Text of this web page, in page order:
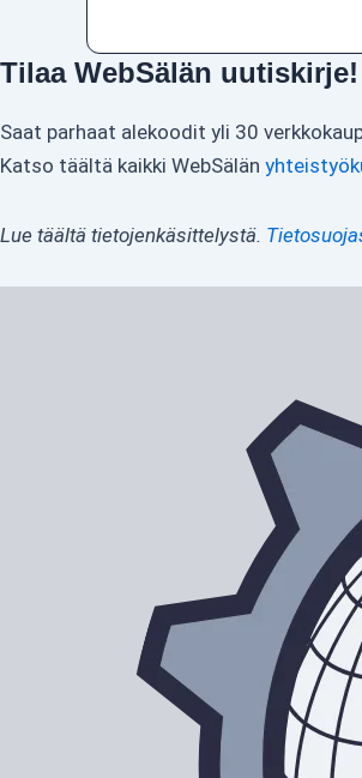
Tilaa WebSälän uutiskirje!
Saat parhaat alekoodit yli 30
Katso täältä kaikki WebSälän
Lue täältä tietojenkäsittelystä.